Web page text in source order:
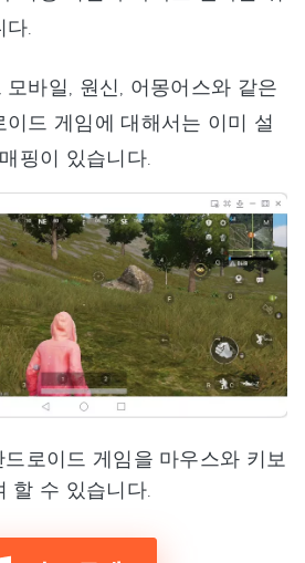
.
모바일, 원신, 어몽어스와 같은
이드 게임에 대해서는 이미 설
핑이 있습니다.
로이드 게임을 마우스와 키보
할 수 있습니다.